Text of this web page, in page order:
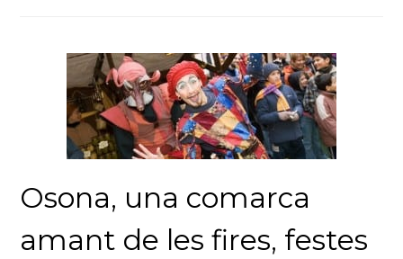
Osona, una comarca
amant de les fires, festes